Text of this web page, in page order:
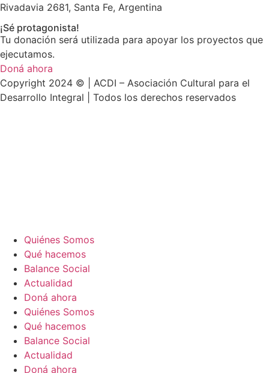
Rivadavia 2681, Santa Fe, Argentina
¡Sé protagonista!
Tu donación será utilizada para apoyar los proyectos que
ejecutamos.
Doná ahora
Copyright 2024 © | ACDI – Asociación Cultural para el
Desarrollo Integral | Todos los derechos reservados
Quiénes Somos
Qué hacemos
Balance Social
Actualidad
Doná ahora
Quiénes Somos
Qué hacemos
Balance Social
Actualidad
Doná ahora